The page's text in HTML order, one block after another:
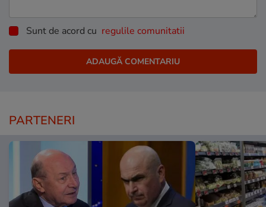
Sunt de acord cu regulile comunitatii
PARTENERI